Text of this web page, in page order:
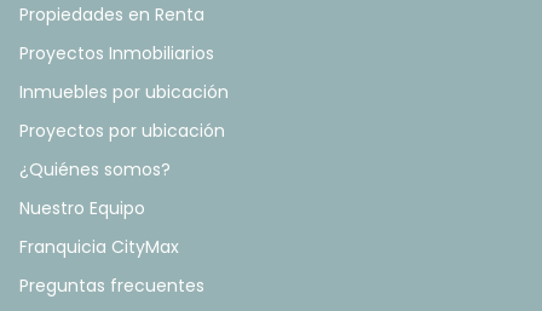
Propiedades en Renta
Proyectos Inmobiliarios
Inmuebles por ubicación
Proyectos por ubicación
¿Quiénes somos?
Nuestro Equipo
Franquicia CityMax
Preguntas frecuentes